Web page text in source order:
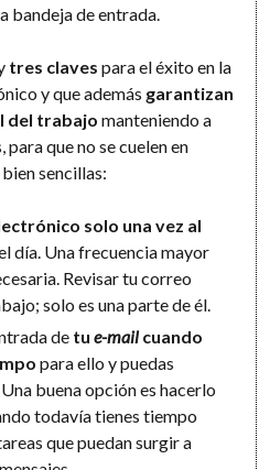
bandeja de entrada.
tres claves para el éxito en la
y que además garantizan
del trabajo manteniendo a
que no se cuelen en
sencillas:
solo una vez al
día. Una frecuencia mayor
Revisar tu correo
solo es una parte de él.
de tue-mail cuando
para ello y puedas
buena opción es hacerlo
todavía tienes tiempo
que puedan surgir a